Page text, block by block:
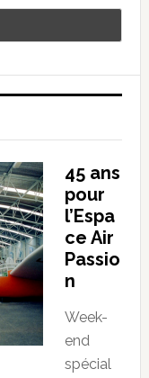
45 ans
pour
l’Espa
ce Air
Passio
n
Week-
end
spécial